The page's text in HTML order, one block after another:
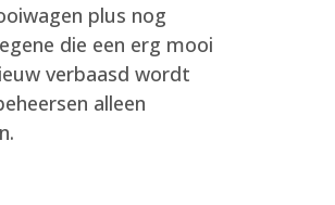
plus nog
die een erg mooi
verbaasd wordt
alleen